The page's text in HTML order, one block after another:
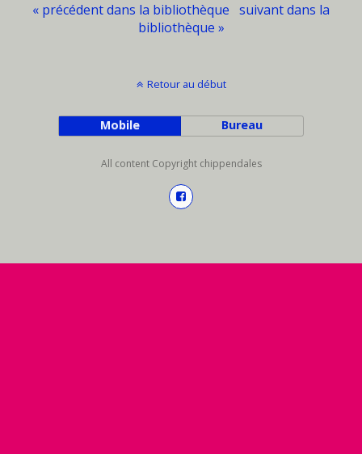
« précédent dans la bibliothèque suivant dans la
bibliothèque »
Retour au début
Mobile Bureau
All content Copyright chippendales